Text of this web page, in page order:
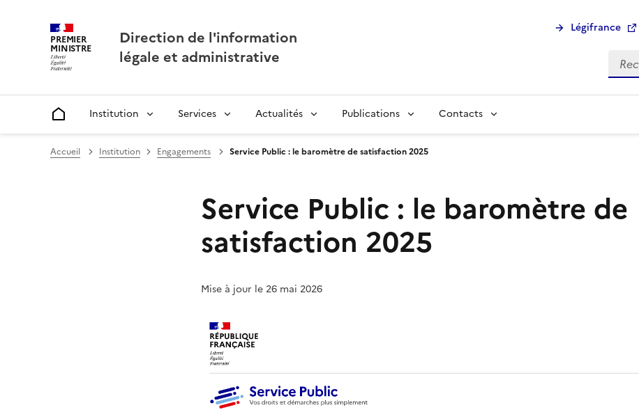
PREMIER
MINISTRE
Direction de l'information
légale et administrative
Légifrance
Institution Services Actualités Publications Contacts
Accueil Institution Engagements Service Public : le baromètre de satisfaction 2025
Service Public : le baromètre de
satisfaction 2025
Mise à jour le 26 mai 2026